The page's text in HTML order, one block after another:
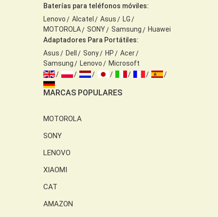
Baterías para teléfonos móviles:
Lenovo
Alcatel Asus
LG
MOTOROLA
SONY Samsung
Huawei
Adaptadores Para Portátiles:
Asus
Dell Sony HP
Acer
Samsung
Lenovo Microsoft
MARCAS POPULARES
MOTOROLA
SONY
LENOVO
XIAOMI
CAT
AMAZON